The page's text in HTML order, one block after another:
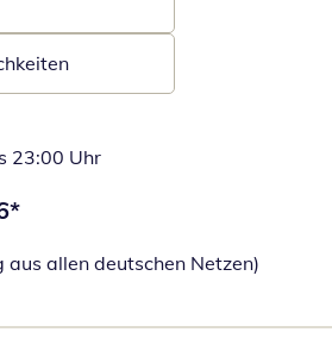
23:00 Uhr
*
allen deutschen Netzen)